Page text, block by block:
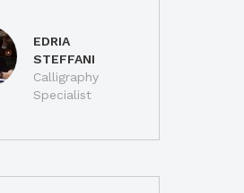
EDRIA
STEFFANI
Calligraphy
Specialist